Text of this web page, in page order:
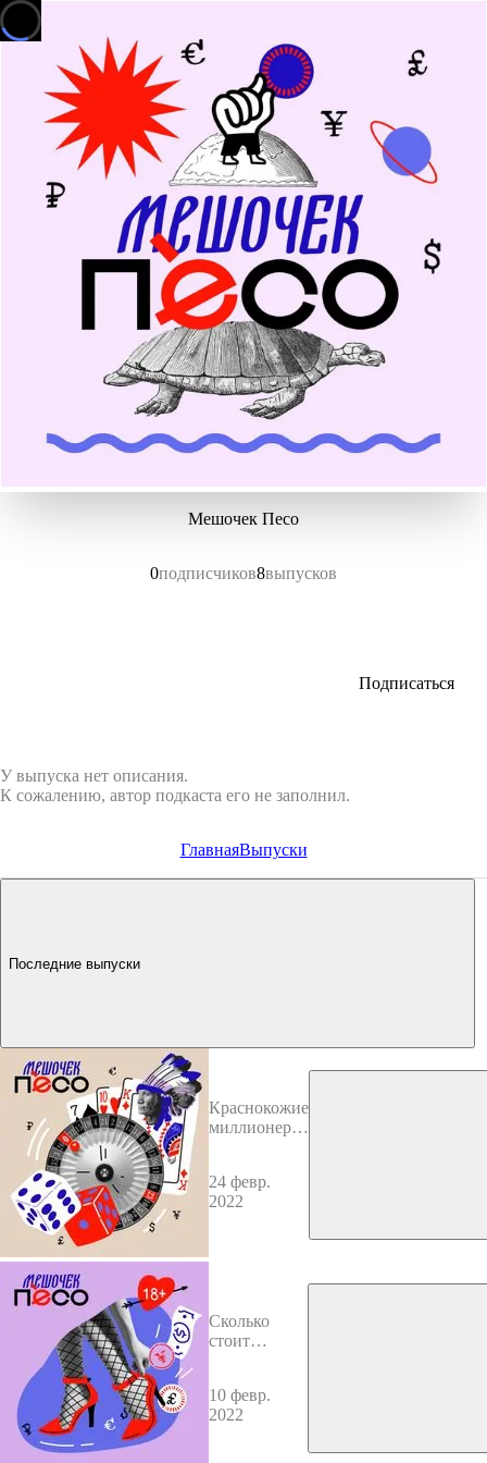
Мешочек Песо
0подписчиков8выпусков
Подписаться
У выпуска нет описания.
К сожалению, автор подкаста его не заполнил.
ГлавнаяВыпуски
Последние выпуски
Краснокожие
миллионеры:
индейское
казино?
24 февр.
2022
Сколько
стоит
на Руси
10 февр.
2022